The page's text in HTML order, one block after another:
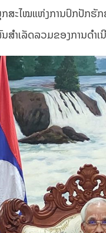
ສະໄໝແຫ່ງການປົກປັກຮັ
ສໍາເລັດລວມຂອງການດ